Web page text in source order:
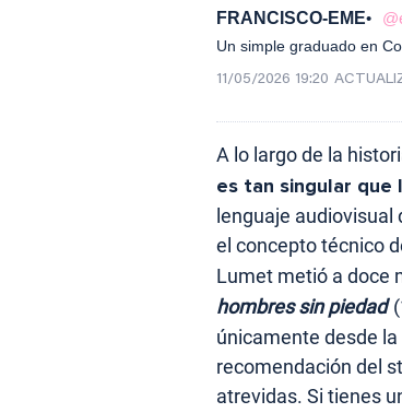
FRANCISCO-EME
Un simple graduado en
11/05/2026 19:20
A lo largo de la
es tan singular que
lenguaje
el concepto técnico
Lumet metió a doce
hombres sin piedad
únicamente desde
recomendación del
atrevidas. Si tienes